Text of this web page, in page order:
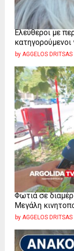
Ελεύθεροι με
κατηγορούμενοι
by AGGELOS DRITSAS
Φωτιά σε
Μεγάλη
by AGGELOS DRITSAS